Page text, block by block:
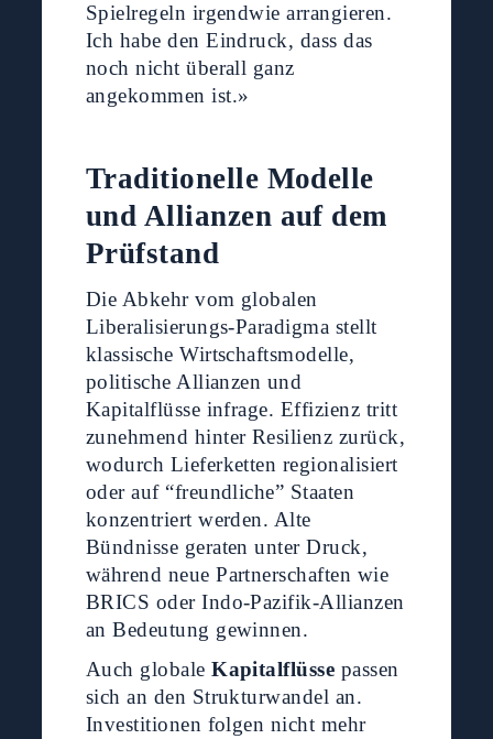
Spielregeln irgendwie arrangieren.
Ich habe den Eindruck, dass das
noch nicht überall ganz
angekommen ist.»
Traditionelle Modelle
und Allianzen auf dem
Prüfstand
Die Abkehr vom globalen
Liberalisierungs-Paradigma stellt
klassische Wirtschaftsmodelle,
politische Allianzen und
Kapitalflüsse infrage. Effizienz tritt
zunehmend hinter Resilienz zurück,
wodurch Lieferketten regionalisiert
oder auf “freundliche” Staaten
konzentriert werden. Alte
Bündnisse geraten unter Druck,
während neue Partnerschaften wie
BRICS oder Indo-Pazifik-Allianzen
an Bedeutung gewinnen.
Auch globaleKapitalflüsse passen
sich an den Strukturwandel an.
Investitionen folgen nicht mehr